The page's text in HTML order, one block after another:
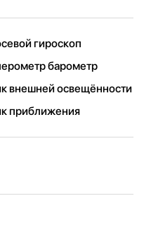
гироскоп
барометр
внешней освещённости
приближения